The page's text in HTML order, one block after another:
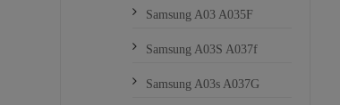
Samsung A03 A035F
Samsung A03S A037f
Samsung A03s A037G